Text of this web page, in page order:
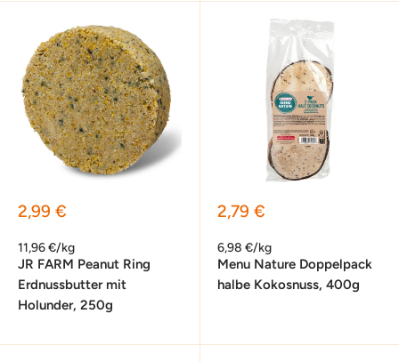
Sonderpreis
2,99 €
11,96 €/kg
JR FARM Peanut Ring
Erdnussbutter mit
Holunder, 250g
Sonderpreis
2,79 €
6,98 €/kg
Menu Nature Doppelpack
halbe Kokosnuss, 400g